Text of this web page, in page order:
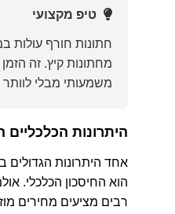
טיפ מקצועי
מחתונות קיץ. זה
משמעותי מבלי לוותר
היתרונות
אחד היתרונות הגדולים
הוא החיסכון הכלכלי.
רבים מציעים מחירים